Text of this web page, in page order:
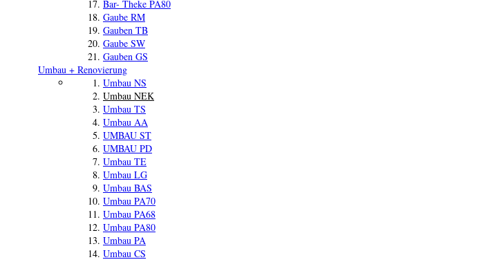
Bar- Theke PA80
Gaube RM
Gauben TB
Gaube SW
Gauben GS
Umbau + Renovierung
Umbau NS
Umbau NEK
Umbau TS
Umbau AA
UMBAU ST
UMBAU PD
Umbau TE
Umbau LG
Umbau BAS
Umbau PA70
Umbau PA68
Umbau PA80
Umbau PA
Umbau CS